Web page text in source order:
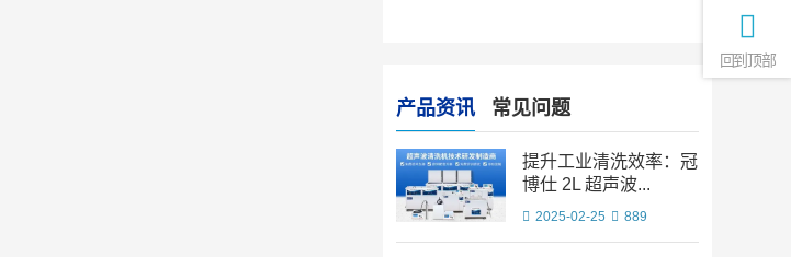
产品资讯 常见问题
提升工业清洗效率：冠
博仕 2L 超声波...
2025-02-25 889
回到顶部